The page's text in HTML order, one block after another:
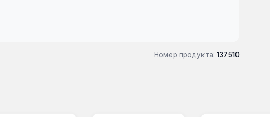
Номер продукта: 137510